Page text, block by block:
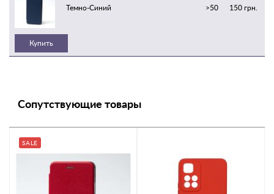
Темно-Синий 150 грн.
>50
Купить
Сопутствующие товары
SALE